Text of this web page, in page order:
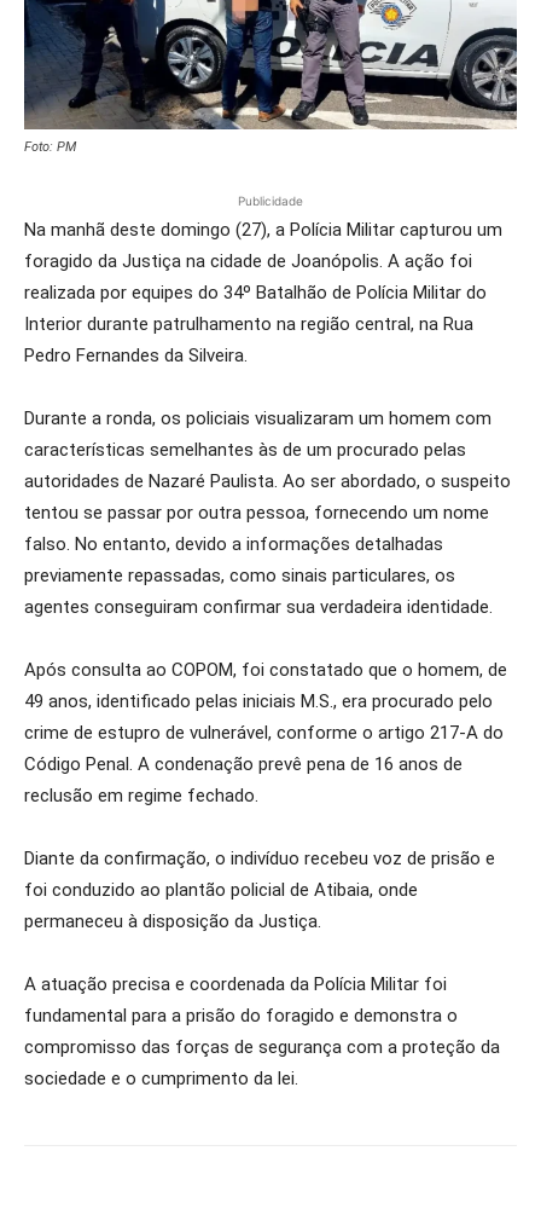
Foto: PM
Publicidade
Na manhã deste domingo (27), a Polícia Militar capturou um
foragido da Justiça na cidade de Joanópolis. A ação foi
realizada por equipes do 34º Batalhão de Polícia Militar do
Interior durante patrulhamento na região central, na Rua
Pedro Fernandes da Silveira.
Durante a ronda, os policiais visualizaram um homem com
características semelhantes às de um procurado pelas
autoridades de Nazaré Paulista. Ao ser abordado, o suspeito
tentou se passar por outra pessoa, fornecendo um nome
falso. No entanto, devido a informações detalhadas
previamente repassadas, como sinais particulares, os
agentes conseguiram confirmar sua verdadeira identidade.
Após consulta ao COPOM, foi constatado que o homem, de
49 anos, identificado pelas iniciais M.S., era procurado pelo
crime de estupro de vulnerável, conforme o artigo 217-A do
Código Penal. A condenação prevê pena de 16 anos de
reclusão em regime fechado.
Diante da confirmação, o indivíduo recebeu voz de prisão e
foi conduzido ao plantão policial de Atibaia, onde
permaneceu à disposição da Justiça.
A atuação precisa e coordenada da Polícia Militar foi
fundamental para a prisão do foragido e demonstra o
compromisso das forças de segurança com a proteção da
sociedade e o cumprimento da lei.